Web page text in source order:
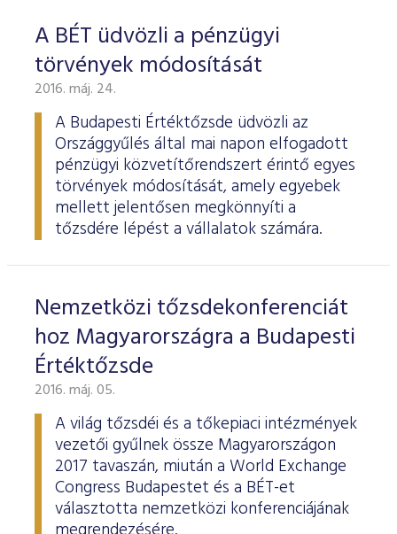
A BÉT üdvözli a pénzügyi
törvények módosítását
2016. máj. 24.
A Budapesti Értéktőzsde üdvözli az
Országgyűlés által mai napon elfogadott
pénzügyi közvetítőrendszert érintő egyes
törvények módosítását, amely egyebek
mellett jelentősen megkönnyíti a
tőzsdére lépést a vállalatok számára.
Nemzetközi tőzsdekonferenciát
hoz Magyarországra a Budapesti
Értéktőzsde
2016. máj. 05.
A világ tőzsdéi és a tőkepiaci intézmények
vezetői gyűlnek össze Magyarországon
2017 tavaszán, miután a World Exchange
Congress Budapestet és a BÉT-et
választotta nemzetközi konferenciájának